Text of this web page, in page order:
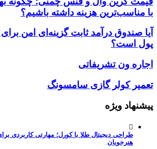
با مناسب‌ترین هزینه داشته باشیم؟
آیا صندوق درآمد ثابت گزینه‌ای امن
پول است؟
اجاره ون تشریفاتی
تعمیر کولر گازی سامسونگ
پیشنهاد ویژه
طراحی دیجیتال طلا با کورل؛ مهارتی کاربردی
هنرجویان